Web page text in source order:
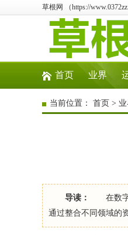
草根网 （https://
首页 业界
当前位置： 首页 >
导读：
在数字
通过整合不同领域